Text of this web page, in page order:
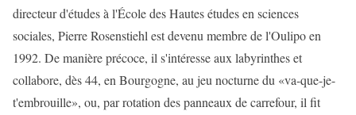
directeur d'études à l'École des Hautes études en sciences
sociales, Pierre Rosenstiehl est devenu membre de l'Oulipo en
1992. De manière précoce, il s'intéresse aux labyrinthes et
collabore, dès 44, en Bourgogne, au jeu nocturne du «va-que-je-
t'embrouille», ou, par rotation des panneaux de carrefour, il fit